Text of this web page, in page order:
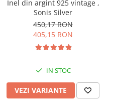
Inel din argint 925 vintage ,
Sonis Silver
450,17 RON
405,15 RON
IN STOC
VEZI VARIANTE